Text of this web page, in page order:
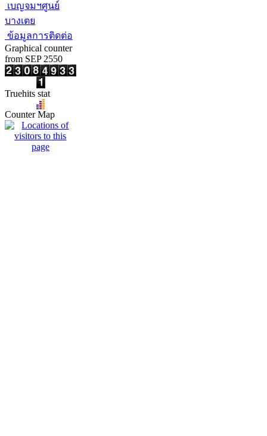
เบญจมฯศูนย์
บางเตย
ข้อมูลการติดต่อ
Graphical counter
from SEP 2550
Truehits stat
Counter Map